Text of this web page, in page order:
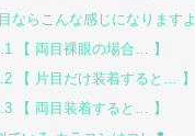
ならこんな感じになりますよ
【 両目裸眼の場合… 】
【 片目だけ装着すると… 】
【 両目装着すると… 】